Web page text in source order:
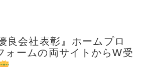
良会社表彰』ホームプロ
ォームの両サイトからW受